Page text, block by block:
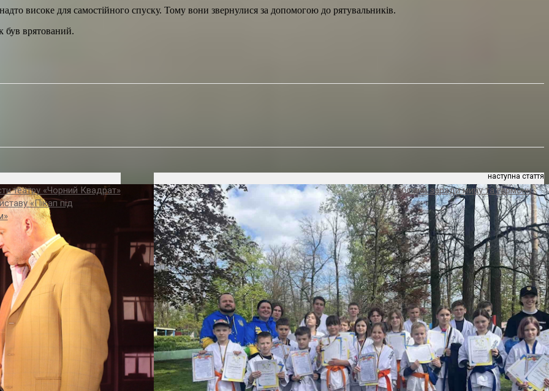
високе для самостійного спуску. Тому вони звернулися за допомогою до рятувальників.
був врятований.
театру «Чорний Квадрат»
«Пікап під
наступна стаття
У Бучі бігали заради миру та гармонії